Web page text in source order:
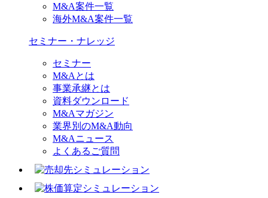
M&A案件一覧
海外M&A案件一覧
セミナー・ナレッジ
セミナー
M&Aとは
事業承継とは
資料ダウンロード
M&Aマガジン
業界別のM&A動向
M&Aニュース
よくあるご質問